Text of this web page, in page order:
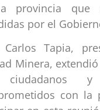
provincia que
por el
Carlos Tapia,
Minera,
y
con la